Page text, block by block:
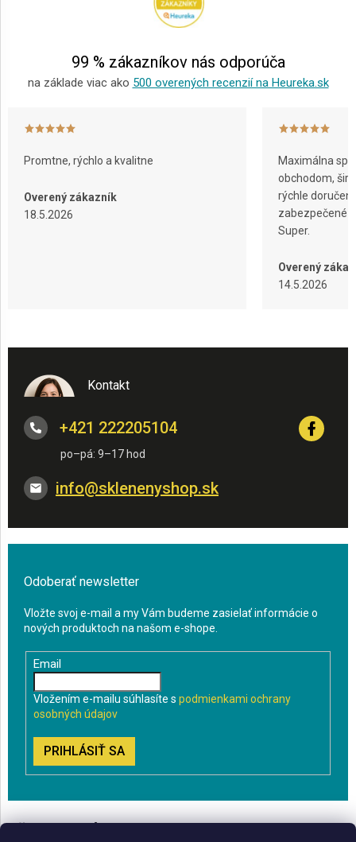
99 % zákazníkov nás odporúča
na základe viac ako 500 overených recenzií na Heureka.sk
Promtne, rýchlo a kvalitne
Overený zákazník
18.5.2026
Maximálna
obchodom,
rýchle
zabezpečené
Super.
Overený
14.5.2026
Kontakt
info@sklenenyshop.sk
+421 222205104
Odoberať newsletter
Vložte svoj e-mail a my Vám budeme zasielať informácie o
nových produktoch na našom e-shope.
Email
Vložením e-mailu súhlasíte s podmienkami ochrany
osobných údajov
PRIHLÁSIŤ SA